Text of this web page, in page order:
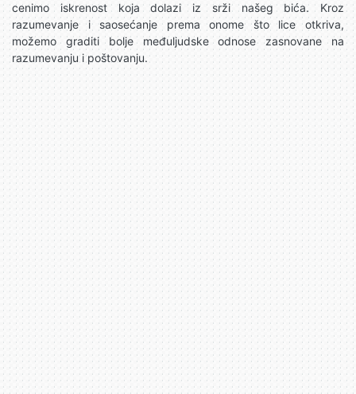
cenimo iskrenost koja dolazi iz srži našeg bića. Kroz
razumevanje i saosećanje prema onome što lice otkriva,
možemo graditi bolje međuljudske odnose zasnovane na
razumevanju i poštovanju.